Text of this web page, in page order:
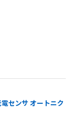
センサ オートニク